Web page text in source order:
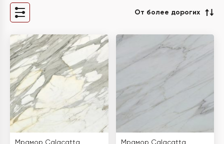
От более дорогих
Мрамор Calacatta Мрамор Calacatta